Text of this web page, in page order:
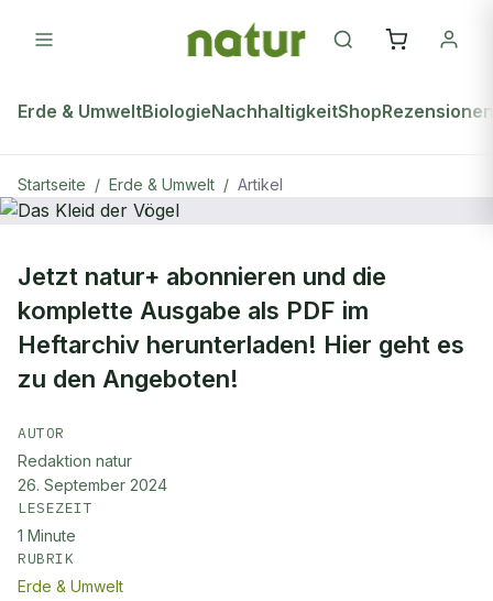
Erde & UmweltBiologieNachhaltigkeitShopRezensionen
Startseite / Erde & Umwelt / Artikel
Das Kleid der Vögel
Jetzt natur+ abonnieren und die
komplette Ausgabe als PDF im
Heftarchiv herunterladen! Hier geht es
zu den Angeboten!
AUTOR
Redaktion natur
26. September 2024
LESEZEIT
1 Minute
RUBRIK
Erde & Umwelt